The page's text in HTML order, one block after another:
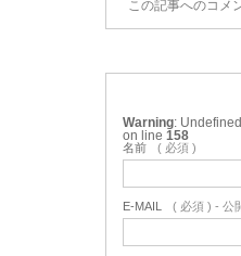
この記事へのコメ
Warning :
on line 158
名前 ( 必須 )
E-MAIL ( 必須 ) - 公